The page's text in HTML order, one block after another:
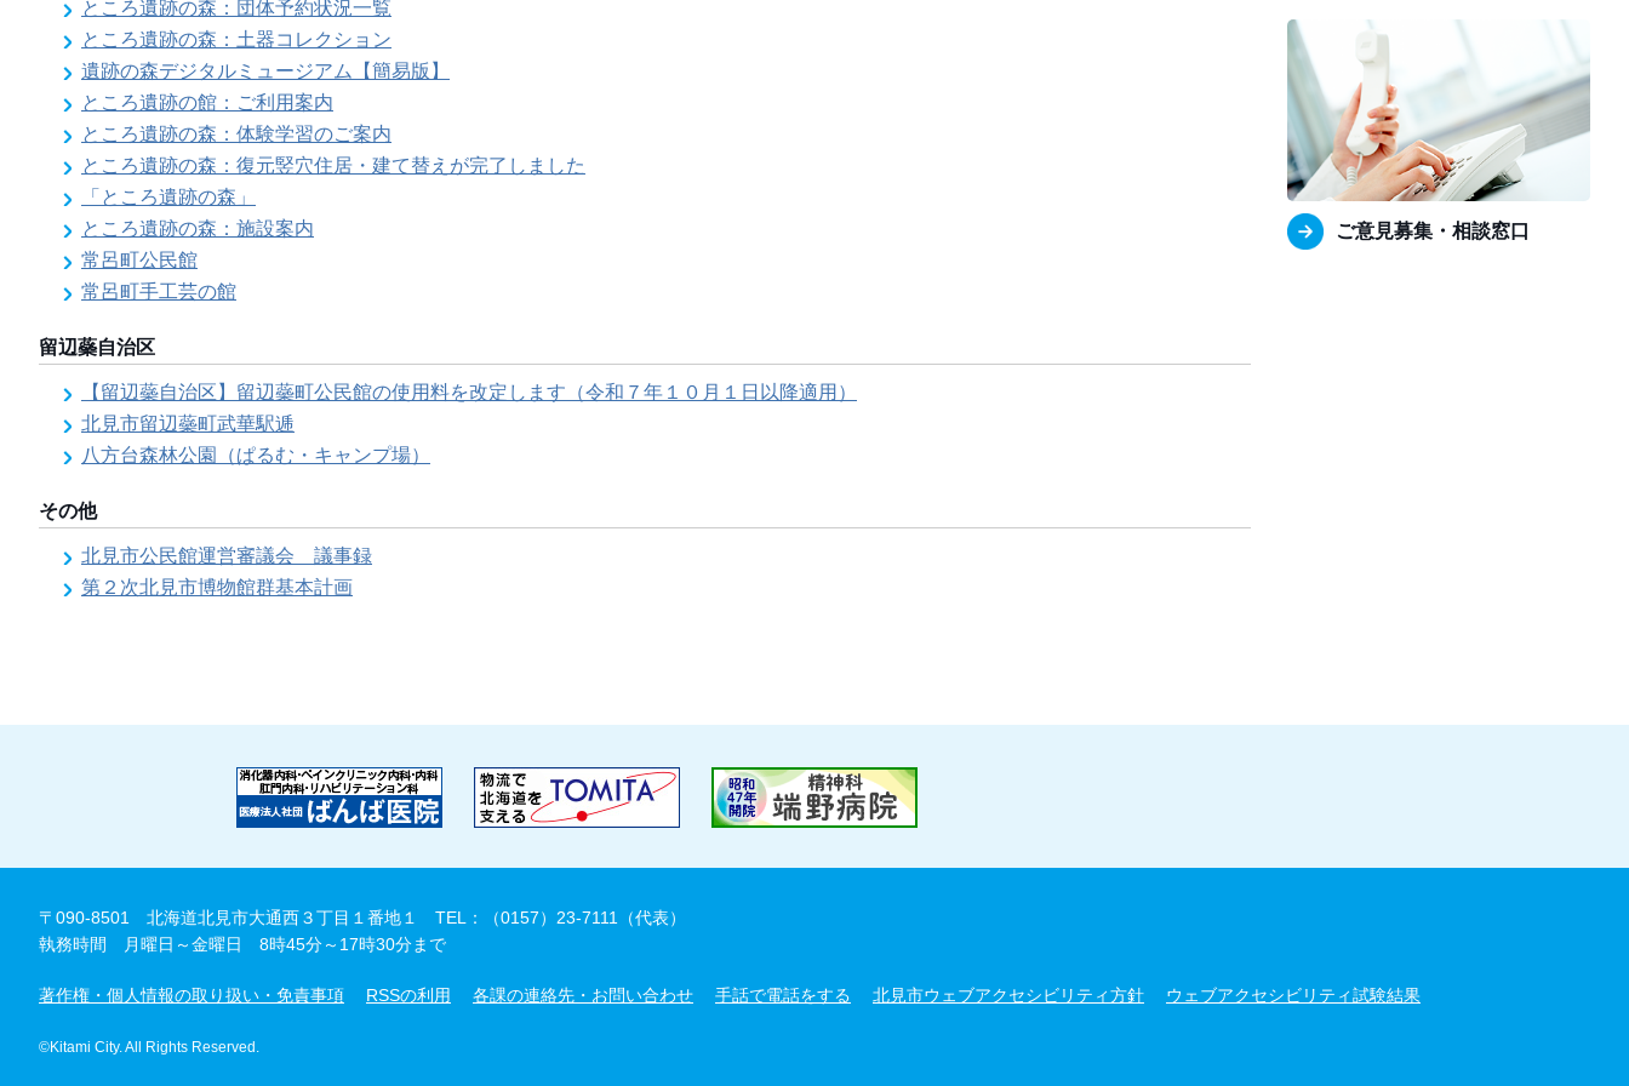
ところ遺跡の森：団体予約状況一覧
ところ遺跡の森：土器コレクション
遺跡の森デジタルミュージアム【簡易版】
ところ遺跡の館：ご利用案内
ところ遺跡の森：体験学習のご案内
ところ遺跡の森：復元竪穴住居・建て替えが完了しました
「ところ遺跡の森」
ところ遺跡の森：施設案内
常呂町公民館
常呂町手工芸の館
留辺蘂自治区
【留辺蘂自治区】留辺蘂町公民館の使用料を改定します（令和７年１０月１日以降適用）
北見市留辺蘂町武華駅逓
八方台森林公園（ぱるむ・キャンプ場）
その他
北見市公民館運営審議会 議事録
第２次北見市博物館群基本計画
ご意見募集・相談窓口
〒090-8501 北海道北見市大通西３丁目１番地１
TEL：（0157）23-7111（代表）
執務時間 月曜日～金曜日 8時45分～17時30分まで
著作権・個人情報の取り扱い・免責事項 RSSの利用 各課の連絡先・お問い合わせ 手話で電話をする 北見市ウェブアクセシビリティ方針 ウェブアクセシビリティ試験結果
©Kitami City. All Rights Reserved.